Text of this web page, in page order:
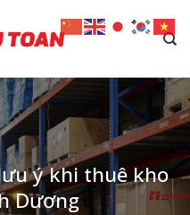
ý khi thuê kho
Dương